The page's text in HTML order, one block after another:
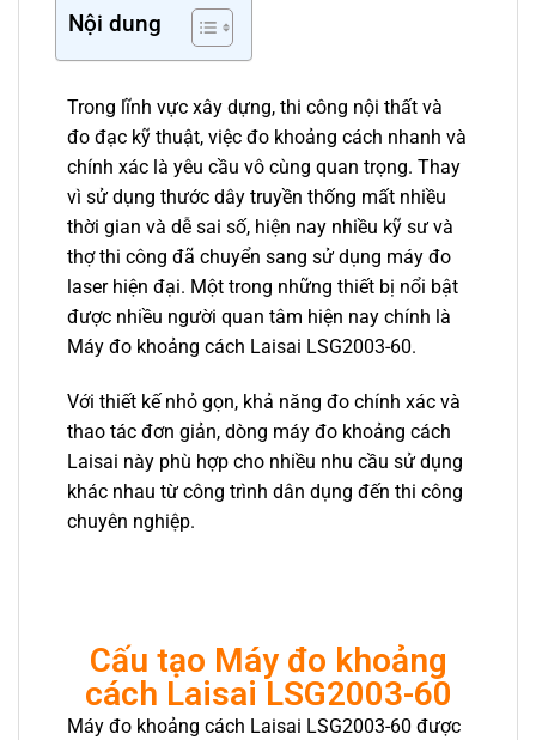
Nội dung
Trong lĩnh vực xây dựng, thi công nội thất và
đo đạc kỹ thuật, việc đo khoảng cách nhanh và
chính xác là yêu cầu vô cùng quan trọng. Thay
vì sử dụng thước dây truyền thống mất nhiều
thời gian và dễ sai số, hiện nay nhiều kỹ sư và
thợ thi công đã chuyển sang sử dụng máy đo
laser hiện đại. Một trong những thiết bị nổi bật
được nhiều người quan tâm hiện nay chính là
Máy đo khoảng cách Laisai LSG2003-60.
Với thiết kế nhỏ gọn, khả năng đo chính xác và
thao tác đơn giản, dòng máy đo khoảng cách
Laisai này phù hợp cho nhiều nhu cầu sử dụng
khác nhau từ công trình dân dụng đến thi công
chuyên nghiệp.
Cấu tạo Máy đo khoảng
cách Laisai LSG2003-60
Máy đo khoảng cách Laisai LSG2003-60 được